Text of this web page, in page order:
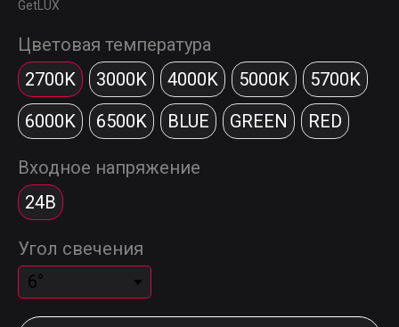
GetLUX
Цветовая температура
2700K
3000K 4000K 5000K
5700K
6000K
6500K BLUE GREEN RED
Входное напряжение
24В
Угол свечения